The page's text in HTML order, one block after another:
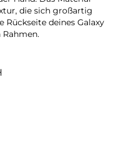
die sich großartig
deines Galaxy